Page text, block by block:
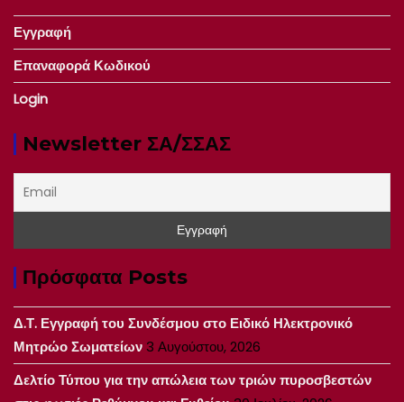
Εγγραφή
Επαναφορά Κωδικού
Login
Newsletter ΣΑ/ΣΣΑΣ
Πρόσφατα Posts
Δ.Τ. Εγγραφή του Συνδέσμου στο Ειδικό Ηλεκτρονικό
Μητρώο Σωματείων3 Αυγούστου, 2026
Δελτίο Τύπου για την απώλεια των τριών πυροσβεστών